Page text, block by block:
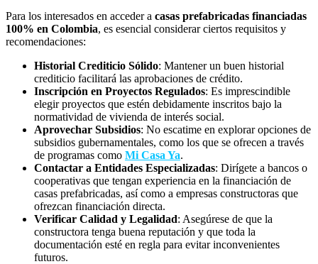
Para los interesados en acceder a casas prefabricadas financiadas
100% en Colombia, es esencial considerar ciertos requisitos y
recomendaciones:
Historial Crediticio Sólido: Mantener un buen historial
crediticio facilitará las aprobaciones de crédito.
Inscripción en Proyectos Regulados: Es imprescindible
elegir proyectos que estén debidamente inscritos bajo la
normatividad de vivienda de interés social.
Aprovechar Subsidios: No escatime en explorar opciones de
subsidios gubernamentales, como los que se ofrecen a través
de programas como Mi Casa Ya.
Contactar a Entidades Especializadas: Dirígete a bancos o
cooperativas que tengan experiencia en la financiación de
casas prefabricadas, así como a empresas constructoras que
ofrezcan financiación directa.
Verificar Calidad y Legalidad: Asegúrese de que la
constructora tenga buena reputación y que toda la
documentación esté en regla para evitar inconvenientes
futuros.